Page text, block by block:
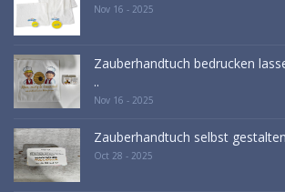
Nov 16 - 2025
Zauberhandtuch bedrucken
..
Nov 16 - 2025
Zauberhandtuch selbst
Oct 28 - 2025